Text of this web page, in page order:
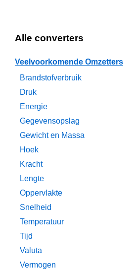
Alle converters
Veelvoorkomende Omzetters
Brandstofverbruik
Druk
Energie
Gegevensopslag
Gewicht en Massa
Hoek
Kracht
Lengte
Oppervlakte
Snelheid
Temperatuur
Tijd
Valuta
Vermogen